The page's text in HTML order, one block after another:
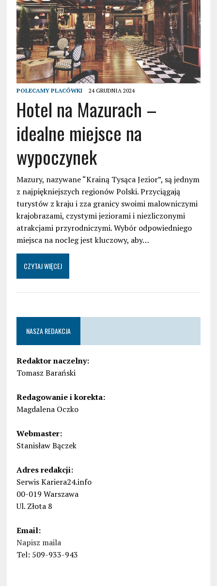
POLECAMY PLACÓWKI 24 GRUDNIA 2024
Hotel na Mazurach –
idealne miejsce na
wypoczynek
Mazury, nazywane “Krainą Tysąca Jezior”, są jednym
z najpiękniejszych regionów Polski. Przyciągają
turystów z kraju i zza granicy swoimi malowniczymi
krajobrazami, czystymi jeziorami i niezliczonymi
atrakcjami przyrodniczymi. Wybór odpowiedniego
miejsca na nocleg jest kluczowy, aby…
CZYTAJ WIĘCEJ
NASZA REDAKCJA
Redaktor naczelny:
Tomasz Barański
Redagowanie i korekta:
Magdalena Oczko
Webmaster:
Stanisław Bączek
Adres redakcji:
Serwis Kariera24.info
00-019 Warszawa
Ul. Złota 8
Email:
Napisz maila
Tel: 509-933-943